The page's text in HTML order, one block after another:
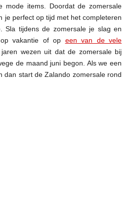
mode items. Doordat de zomersale
je perfect op tijd met het completeren
Sla tijdens de zomersale je slag en
vakantie of op een van de vele
jaren wezen uit dat de zomersale bij
de maand juni begon. Als we een
dan start de Zalando zomersale rond